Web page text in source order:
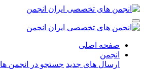
صفحه اصلی
انجمن
ارسال های جدید جستجو در انجمن ها